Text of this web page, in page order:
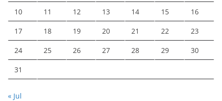
10 11 12 13 14 15 16
17 18 19 20 21 22 23
24 25 26 27 28 29 30
31
« Jul